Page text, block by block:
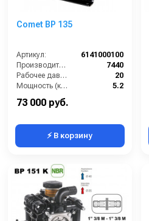
Comet BP 135
Артикул:
6141000100
Производительность (л/ч):
7440
Рабочее давление (бар):
20
Мощность (кВт):
5.2
73 000 руб.
⚡ В корзину